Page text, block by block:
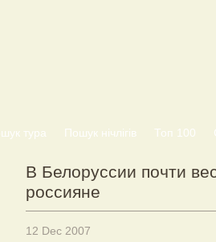
тура Пошук нічлігів Топ 100
В Белоруссии почти
россияне
12 Dec 2007